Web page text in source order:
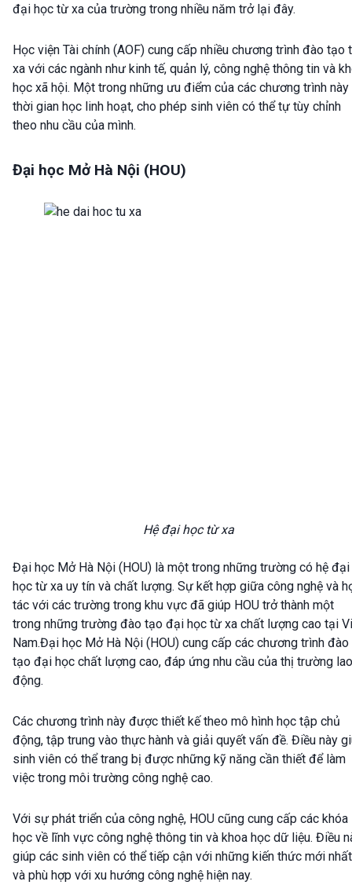
đại học từ xa của trường trong nhiều năm trở lại đây.
Học viện Tài chính (AOF) cung cấp nhiều chương trình đào tạo
xa với các ngành như kinh tế, quản lý, công nghệ thông tin và
học xã hội. Một trong những ưu điểm của các chương trình này
thời gian học linh hoạt, cho phép sinh viên có thể tự tùy chỉnh
theo nhu cầu của mình.
Đại học Mở Hà Nội (HOU)
Hệ đại học từ xa
Đại học Mở Hà Nội (HOU) là một trong những trường có hệ đại
học từ xa uy tín và chất lượng. Sự kết hợp giữa công nghệ và
tác với các trường trong khu vực đã giúp HOU trở thành một
trong những trường đào tạo đại học từ xa chất lượng cao tại
Nam.Đại học Mở Hà Nội (HOU) cung cấp các chương trình đào
tạo đại học chất lượng cao, đáp ứng nhu cầu của thị trường lao
động.
Các chương trình này được thiết kế theo mô hình học tập chủ
động, tập trung vào thực hành và giải quyết vấn đề. Điều này
sinh viên có thể trang bị được những kỹ năng cần thiết để làm
việc trong môi trường công nghệ cao.
Với sự phát triển của công nghệ, HOU cũng cung cấp các khóa
học về lĩnh vực công nghệ thông tin và khoa học dữ liệu. Điều
giúp các sinh viên có thể tiếp cận với những kiến thức mới nhất
và phù hợp với xu hướng công nghệ hiện nay.